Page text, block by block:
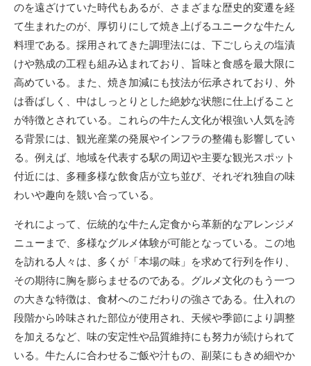
のを遠ざけていた時代もあるが、さまざまな歴史的変遷を経
て生まれたのが、厚切りにして焼き上げるユニークな牛たん
料理である。採用されてきた調理法には、下ごしらえの塩漬
けや熟成の工程も組み込まれており、旨味と食感を最大限に
高めている。また、焼き加減にも技法が伝承されており、外
は香ばしく、中はしっとりとした絶妙な状態に仕上げること
が特徴とされている。これらの牛たん文化が根強い人気を誇
る背景には、観光産業の発展やインフラの整備も影響してい
る。例えば、地域を代表する駅の周辺や主要な観光スポット
付近には、多種多様な飲食店が立ち並び、それぞれ独自の味
わいや趣向を競い合っている。
それによって、伝統的な牛たん定食から革新的なアレンジメ
ニューまで、多様なグルメ体験が可能となっている。この地
を訪れる人々は、多くが「本場の味」を求めて行列を作り、
その期待に胸を膨らませるのである。グルメ文化のもう一つ
の大きな特徴は、食材へのこだわりの強さである。仕入れの
段階から吟味された部位が使用され、天候や季節により調整
を加えるなど、味の安定性や品質維持にも努力が続けられて
いる。牛たんに合わせるご飯や汁もの、副菜にもきめ細やか